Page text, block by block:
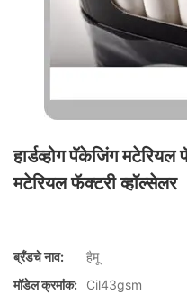
हार्डव्होग पॅकेजिंग
मटेरियल फॅक्टरी व्हॉल्सेलर
ब्रँडचे नाव:
हैमू
मॉडेल क्रमांक:
Cil43gsm